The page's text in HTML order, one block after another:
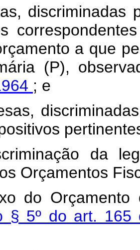
discriminadas
a que
(P),
; e
da
Orçamentos
do
§ 5º do art. 165